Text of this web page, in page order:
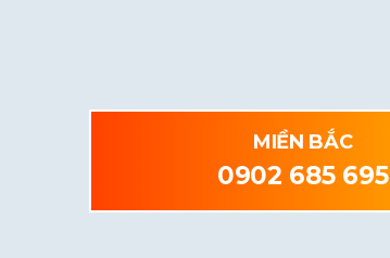
MIỀN BẮC
0902 685 695